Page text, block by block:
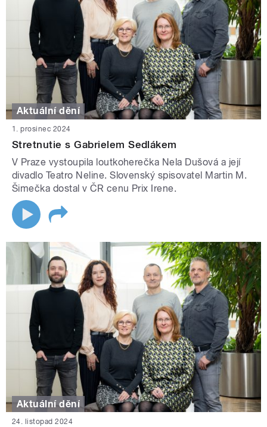
Aktuální dění
1. prosinec 2024
Stretnutie s Gabrielem Sedlákem
V Praze vystoupila loutkoherečka Nela Dušová a její
divadlo Teatro Neline. Slovenský spisovatel Martin M.
Šimečka dostal v ČR cenu Prix Irene.
Aktuální dění
24. listopad 2024